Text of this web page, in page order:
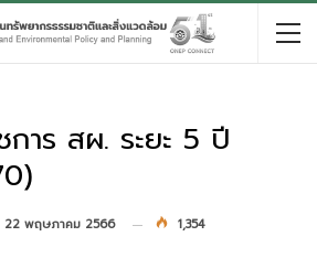
าร สผ. ระยะ 5 ปี
22 พฤษภาคม 2566 1,354